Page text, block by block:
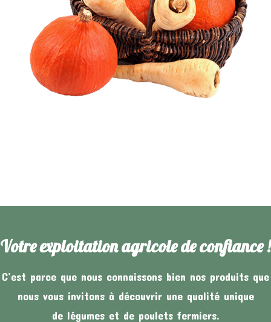
Votre exploitation agricole de confiance !
C’est parce que nous connaissons bien nos produits que
nous vous invitons à découvrir une qualité unique
de légumes et de poulets fermiers.